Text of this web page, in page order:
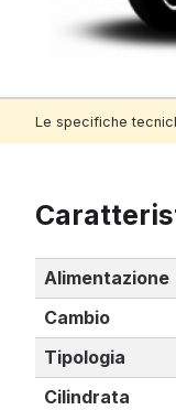
Le specifiche
Alimentazione
Cambio
Tipologia
Cilindrata